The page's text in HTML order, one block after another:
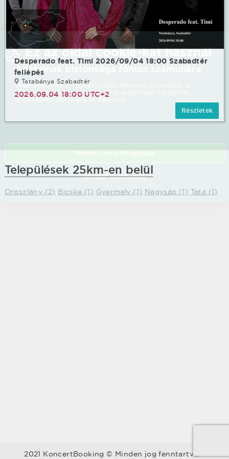
Desperado feat. Timi 2026/09/04 18:00 Szabadtér
fellépés
Tatabánya Szabadtér
2026.09.04 18:00 UTC+2
Részletek
Települések 25km-en belül
Oroszlány (2) Bicske (1) Gyermely (1) Nagysáp (1) Tata (1)
2021 KoncertBooking © Minden jog fenntartva.
Ez az oldal cookie-kat használ
Adatainak biztonsága fontos számunkra
Weboldalunk a felhasználói élmény növelése, a
kényelmes felhasználás és a weboldal védelme
érdekében cookie-kat használ.
További lehetőségek